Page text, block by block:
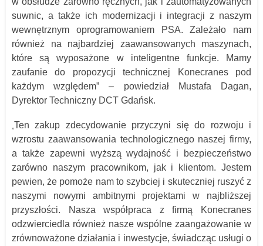
suwnic, a także ich modernizacji i integracji z naszym
wewnętrznym oprogramowaniem PSA. Zależało nam
również na najbardziej zaawansowanych maszynach,
które są wyposażone w inteligentne funkcje. Mamy
zaufanie do propozycji technicznej Konecranes pod
każdym względem” – powiedział Mustafa Dagan,
Dyrektor Techniczny DCT Gdańsk.
„Ten zakup zdecydowanie przyczyni się do rozwoju i
wzrostu zaawansowania technologicznego naszej firmy,
a także zapewni wyższą wydajność i bezpieczeństwo
zarówno naszym pracownikom, jak i klientom. Jestem
pewien, że pomoże nam to szybciej i skuteczniej ruszyć z
naszymi nowymi ambitnymi projektami w najbliższej
przyszłości. Nasza współpraca z firmą Konecranes
odzwierciedla również nasze wspólne zaangażowanie w
zrównoważone działania i inwestycje, świadcząc usługi o